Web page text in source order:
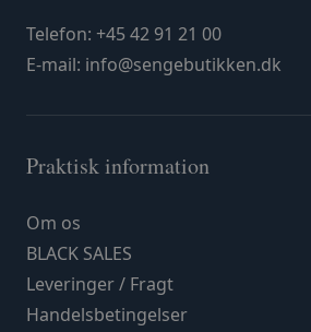
Telefon: +45 42 91 21 00
E-mail: info@sengebutikken.dk
Praktisk information
Om os
BLACK SALES
Leveringer / Fragt
Handelsbetingelser